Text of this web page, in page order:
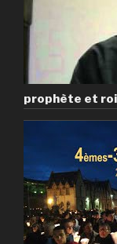
prophète et roi